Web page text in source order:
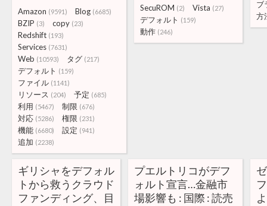
Amazon (9591) Blog (6685)
BZIP (3) copy (23)
Redshift (193)
Services (7631)
Web (10593) タグ (217)
デフォルト (159)
ファイル (1141)
リソース (204) 予定 (685)
利用 (5467) 制限 (676)
対応 (5286) 権限 (231)
機能 (6680) 設定 (941)
追加 (2238)
SecuROM (2) Vista (27)
デフォルト (159)
動作 (246)
ブ
方
ギリシャをデフォル
トから救うクラウド
ファンディング、目
プエルトリコがデフ
ォルト宣言…金融市
場影響も : 国際 : 読売